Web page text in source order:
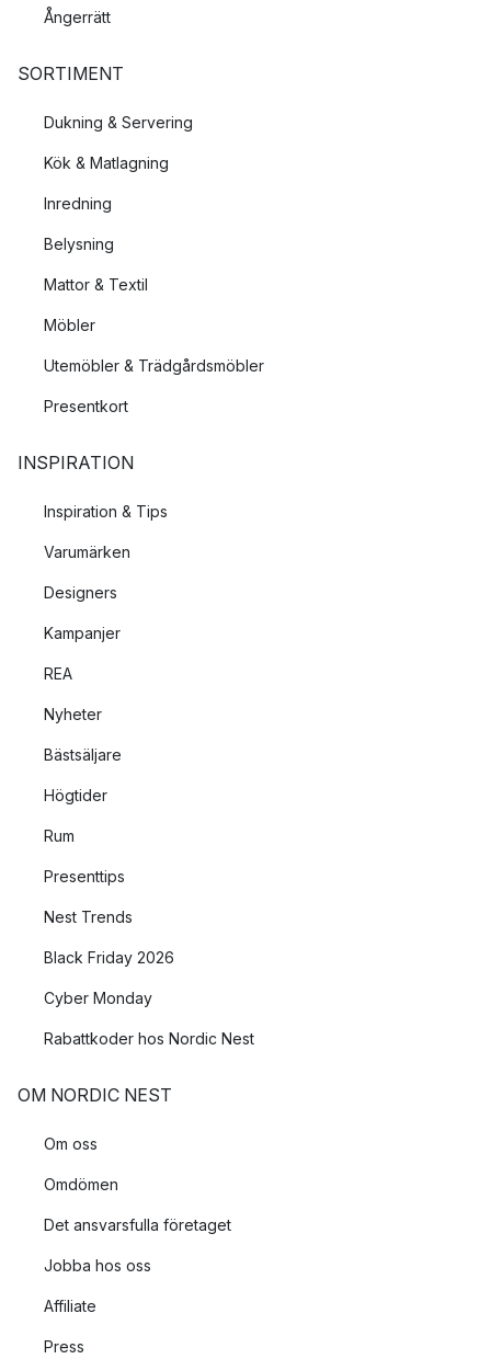
Ångerrätt
SORTIMENT
Dukning & Servering
Kök & Matlagning
Inredning
Belysning
Mattor & Textil
Möbler
Utemöbler & Trädgårdsmöbler
Presentkort
INSPIRATION
Inspiration & Tips
Varumärken
Designers
Kampanjer
REA
Nyheter
Bästsäljare
Högtider
Rum
Presenttips
Nest Trends
Black Friday 2026
Cyber Monday
Rabattkoder hos Nordic Nest
OM NORDIC NEST
Om oss
Omdömen
Det ansvarsfulla företaget
Jobba hos oss
Affiliate
Press